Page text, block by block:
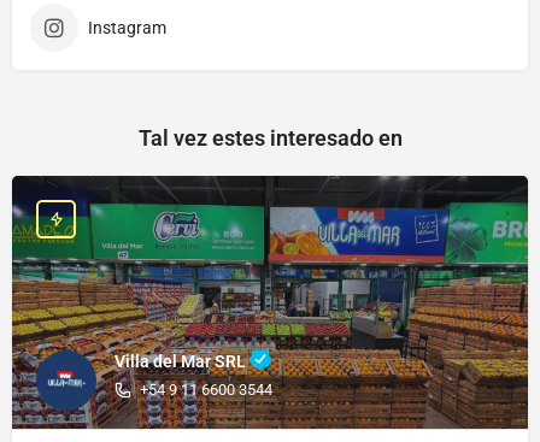
Instagram
Tal vez estes interesado en
Villa del Mar SRL
+54 9 11 6600 3544